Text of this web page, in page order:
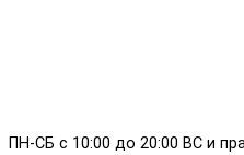
ПН-СБ с 10:00 до 20:00 ВС и